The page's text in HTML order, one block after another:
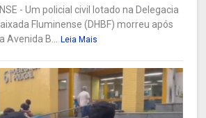
- Um policial civil lotado na Delegacia
Fluminense (DHBF) morreu após
B...
Leia Mais